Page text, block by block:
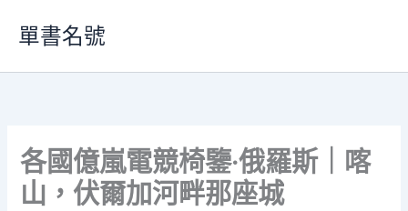
要
單書名號
各國億嵐電競椅鑒·俄羅斯｜喀
山，伏爾加河畔那座城